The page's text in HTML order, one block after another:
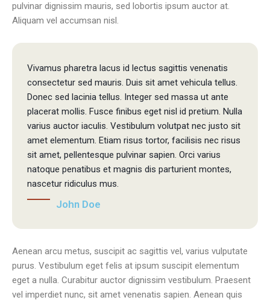
pulvinar dignissim mauris, sed lobortis ipsum auctor at.
Aliquam vel accumsan nisl.
Vivamus pharetra lacus id lectus sagittis venenatis
consectetur sed mauris. Duis sit amet vehicula tellus.
Donec sed lacinia tellus. Integer sed massa ut ante
placerat mollis. Fusce finibus eget nisl id pretium. Nulla
varius auctor iaculis. Vestibulum volutpat nec justo sit
amet elementum. Etiam risus tortor, facilisis nec risus
sit amet, pellentesque pulvinar sapien. Orci varius
natoque penatibus et magnis dis parturient montes,
nascetur ridiculus mus.
John Doe
Aenean arcu metus, suscipit ac sagittis vel, varius vulputate
purus. Vestibulum eget felis at ipsum suscipit elementum
eget a nulla. Curabitur auctor dignissim vestibulum. Praesent
vel imperdiet nunc, sit amet venenatis sapien. Aenean quis